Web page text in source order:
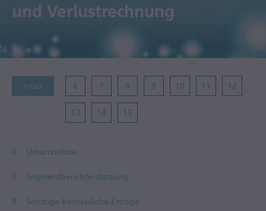
und Verlustrechnung
Index 6 7 8 9 10 11 12
13 14 15
6. Umsatzerlöse
7. Segmentberichterstattung
8. Sonstige betriebliche Erträge